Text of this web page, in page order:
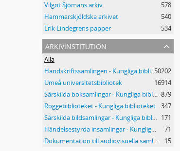
Vilgot Sjömans arkiv
578
Hammarskjöldska arkivet
540
Erik Lindegrens papper
534
arkivinstitution
Alla
Handskriftssamlingen - Kungliga biblioteket50202
Umeå universitetsbibliotek
16914
Särskilda boksamlingar - Kungliga biblioteket 879
Roggebiblioteket - Kungliga biblioteket
347
Särskilda bildsamlingar - Kungliga biblioteket 171
Händelsestyrda insamlingar - Kungliga biblioteket
71
Dokumentation till audiovisuella samlingar - Kungliga biblioteket
15